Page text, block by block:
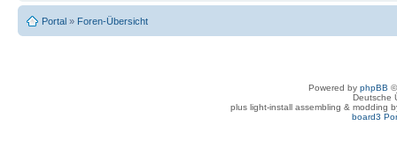
Portal » Foren-Übersicht
Powered by phpBB
Deutsche
plus light-install assembling & modding
board3